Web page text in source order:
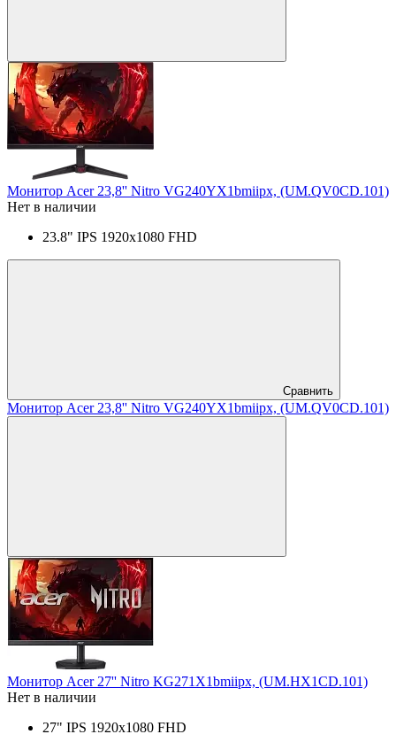
Монитор Acer 23,8'' Nitro VG240YX1bmiipx, (UM.QV0CD.101)
Нет в наличии
23.8" IPS 1920x1080 FHD
Сравнить
Монитор Acer 23,8'' Nitro VG240YX1bmiipx, (UM.QV0CD.101)
Монитор Acer 27'' Nitro KG271X1bmiipx, (UM.HX1CD.101)
Нет в наличии
27" IPS 1920x1080 FHD